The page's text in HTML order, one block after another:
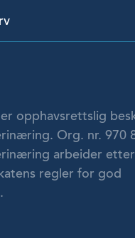
opphavsrettslig
Org. nr. 970
arbeider
regler for god